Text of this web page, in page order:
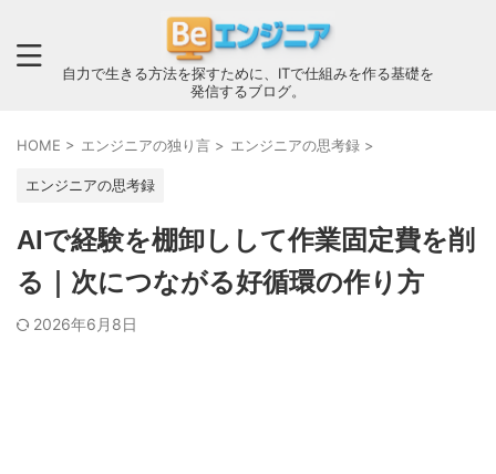
自力で生きる方法を探すために、ITで仕組みを作る基礎を
発信するブログ。
HOME > エンジニアの独り言 > エンジニアの思考録 >
エンジニアの思考録
AIで経験を棚卸しして作業固定費を削
る｜次につながる好循環の作り方
2026年6月8日